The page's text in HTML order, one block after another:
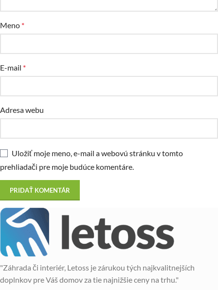
Meno *
E-mail *
Adresa webu
Uložiť moje meno, e-mail a webovú stránku v tomto
prehliadači pre moje budúce komentáre.
"Záhrada či interiér, Letoss je zárukou tých najkvalitnejších
doplnkov pre Váš domov za tie najnižšie ceny na trhu."